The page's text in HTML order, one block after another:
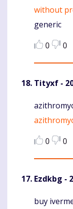
without
generic
0
0
Tityxf -
0
0
Ezdkbg -
buy